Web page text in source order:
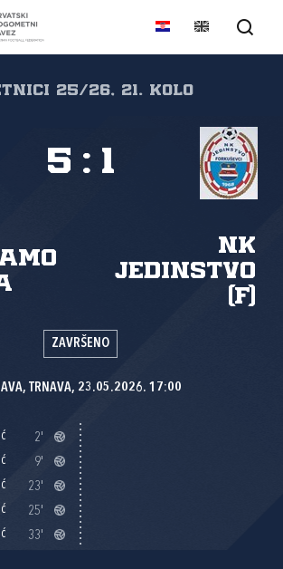
25/26, 21. kolo
NK
Jedinstvo
(F)
5 : 1
ZAVRŠENO
TRNAVA, 23.05.2026. 17:00
2'
9'
23'
25'
33'